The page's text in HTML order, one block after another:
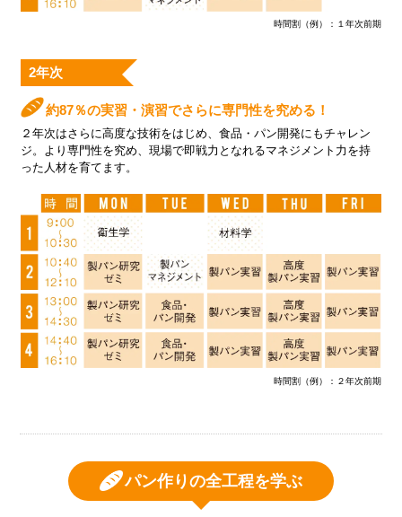
時間割（例）：１年次前期
2年次
約87％の実習・演習でさらに専門性を究める！
２年次はさらに高度な技術をはじめ、食品・パン開発にもチャレン
ジ。より専門性を究め、現場で即戦力となれるマネジメント力を持
った人材を育てます。
時間割（例）：２年次前期
パン作りの全工程を学ぶ